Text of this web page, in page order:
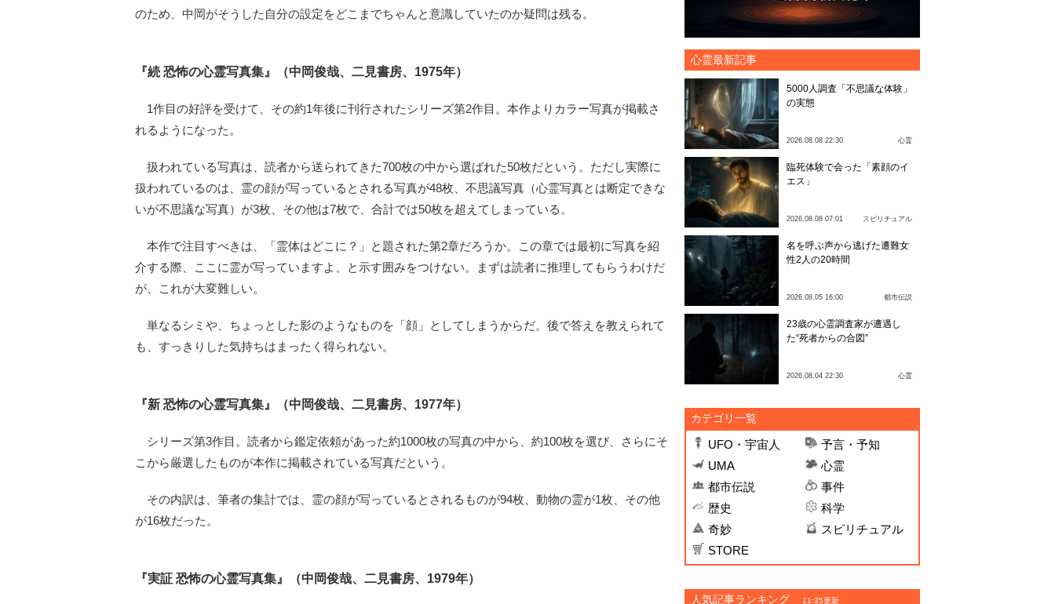
のため、中岡がそうした自分の設定をどこまでちゃんと意識していたのか疑問は残る。
『続 恐怖の心霊写真集』（中岡俊哉、二見書房、1975年）
1作目の好評を受けて、その約1年後に刊行されたシリーズ第2作目。本作よりカラー写真が掲載さ
れるようになった。
扱われている写真は、読者から送られてきた700枚の中から選ばれた50枚だという。ただし実際に
扱われているのは、霊の顔が写っているとされる写真が48枚、不思議写真（心霊写真とは断定できな
いが不思議な写真）が3枚、その他は7枚で、合計では50枚を超えてしまっている。
本作で注目すべきは、「霊体はどこに？」と題された第2章だろうか。この章では最初に写真を紹
介する際、ここに霊が写っていますよ、と示す囲みをつけない。まずは読者に推理してもらうわけだ
が、これが大変難しい。
単なるシミや、ちょっとした影のようなものを「顔」としてしまうからだ。後で答えを教えられて
も、すっきりした気持ちはまったく得られない。
『新 恐怖の心霊写真集』（中岡俊哉、二見書房、1977年）
シリーズ第3作目。読者から鑑定依頼があった約1000枚の写真の中から、約100枚を選び、さらにそ
こから厳選したものが本作に掲載されている写真だという。
その内訳は、筆者の集計では、霊の顔が写っているとされるものが94枚、動物の霊が1枚、その他
が16枚だった。
『実証 恐怖の心霊写真集』（中岡俊哉、二見書房、1979年）
心霊最新記事
5000人調査「不思議な体験」
の実態
2026.08.08 22:30 心霊
臨死体験で会った「素顔のイ
エス」
2026.08.08 07:01 スピリチュアル
名を呼ぶ声から逃げた遭難女
性2人の20時間
2026.08.05 16:00 都市伝説
23歳の心霊調査家が遭遇し
た“死者からの合図”
2026.08.04 22:30 心霊
カテゴリ一覧
UFO・宇宙人
予言・予知
UMA
心霊
都市伝説
事件
歴史
科学
奇妙
スピリチュアル
STORE
人気記事ランキング 11:35更新